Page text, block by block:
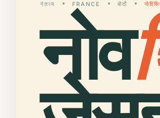
गंतव्य FRANCE बोर्दो
नोव